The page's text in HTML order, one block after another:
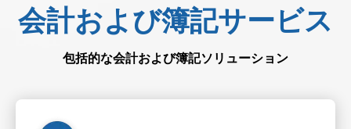
会計および簿記サービス
包括的な会計および簿記ソリューション